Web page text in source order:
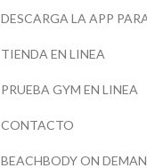
DESCARGA LA APP
TIENDA EN LINEA
PRUEBA GYM EN LINEA
CONTACTO
BEACHBODY ON